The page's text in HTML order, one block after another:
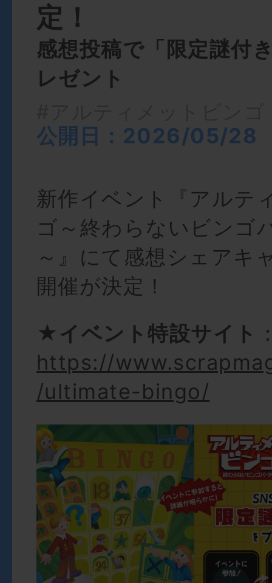
定！
感想投稿で「限定謎付
レゼント
公開日：2026/05/28
新作イベント『アルテ
ゴ～終わらないビンゴ
～』にて感想シェアキ
開催が決定！
★イベント特設サイト
https://
/ultimate-bingo/